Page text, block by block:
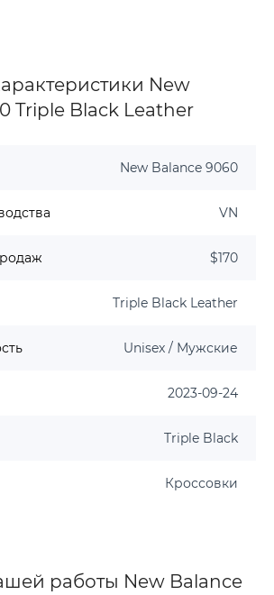
New
Triple Black Leather
New Balance 9060
VN
$170
Triple Black Leather
Unisex / Мужские
2023-09-24
Triple Black
Кроссовки
работы New Balance